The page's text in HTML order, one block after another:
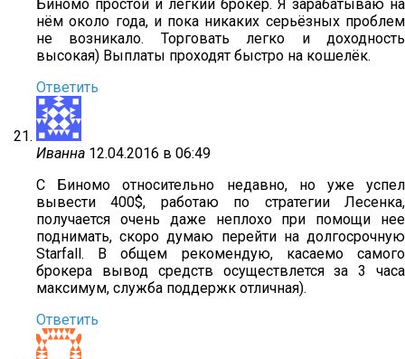
Биномо простой и легкий брокер. Я зарабатываю на
нём около года, и пока никаких серьёзных проблем
не возникало. Торговать легко и доходность
высокая) Выплаты проходят быстро на кошелёк.
Ответить
Иванна 12.04.2016 в 06:49
С Биномо относительно недавно, но уже успел
вывести 400$, работаю по стратегии Лесенка,
получается очень даже неплохо при помощи нее
поднимать, скоро думаю перейти на долгосрочную
Starfall. В общем рекомендую, касаемо самого
брокера вывод средств осуществлется за 3 часа
максимум, служба поддержк отличная).
Ответить